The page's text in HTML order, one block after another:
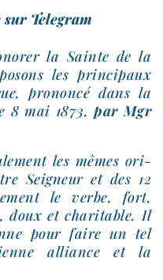
Telegram
la Sainte de la
les prin­ci­paux
pro­non­cé dans la
8 mai 1873,par Mgr
les mêmes ori­
Seigneur et des 12
le verbe, fort,
doux et cha­ri­table. Il
pour faire un tel
alliance et la